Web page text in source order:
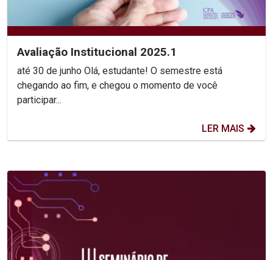
Avaliação Institucional 2025.1
até 30 de junho Olá, estudante! O semestre está
chegando ao fim, e chegou o momento de você
participar...
LER MAIS